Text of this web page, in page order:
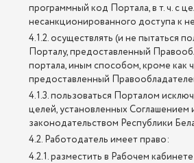
программный код Портала, в т. ч. с
несанкционированного доступа к
4.1.2. осуществлять (и не пытаться
Порталу, предоставленный
портала, иным способом, кроме как
предоставленный
4.1.3. пользоваться Порталом
целей, установленных Соглашением
законодательством Республики
4.2. Работодатель имеет право:
4.2.1. разместить в Рабочем кабинете